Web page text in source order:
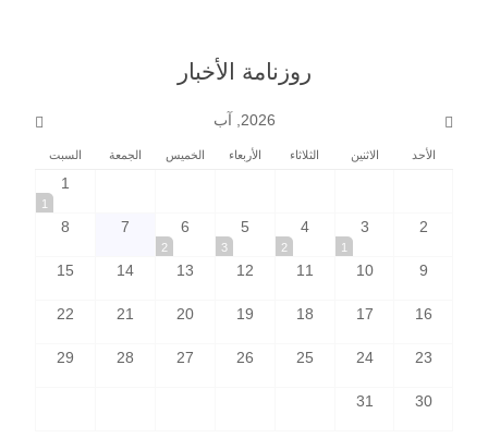
روزنامة الأخبار
2026, آب
الأحد الاثنين الثلاثاء الأربعاء الخميس الجمعة السبت
1
1
2
3
1
4
2
5
3
6
2
7
8
9
10
11
12
13
14
15
16
17
18
19
20
21
22
23
24
25
26
27
28
29
30
31